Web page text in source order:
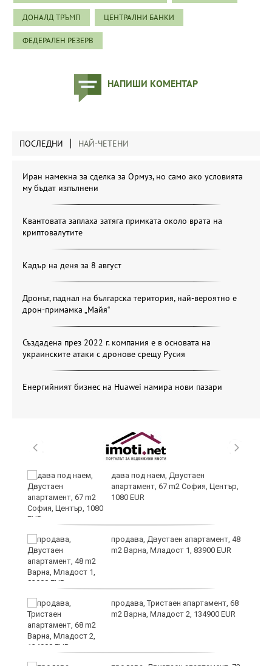
ДОНАЛД ТРЪМП ЦЕНТРАЛНИ БАНКИ
ФЕДЕРАЛЕН РЕЗЕРВ
НАПИШИ КОМЕНТАР
ПОСЛЕДНИ НАЙ-ЧЕТЕНИ
Иран намекна за сделка за Ормуз, но само ако условията
му бъдат изпълнени
Квантовата заплаха затяга примката около врата на
криптовалутите
Кадър на деня за 8 август
Дронът, паднал на българска територия, най-вероятно е
дрон-примамка „Майя“
Създадена през 2022 г. компания е в основата на
украинските атаки с дронове срещу Русия
Енергийният бизнес на Huawei намира нови пазари
дава под наем, Двустаен
апартамент, 67 m2 София, Център,
1080 EUR
продава, Двустаен апартамент, 48
m2 Варна, Младост 1, 83900 EUR
продава, Тристаен апартамент, 68
m2 Варна, Младост 2, 134900 EUR